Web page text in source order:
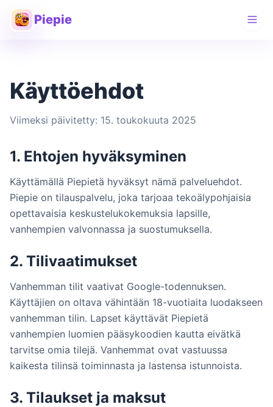
Piepie
Käyttöehdot
Viimeksi päivitetty: 15. toukokuuta 2025
1. Ehtojen hyväksyminen
Käyttämällä Piepietä hyväksyt nämä palveluehdot.
Piepie on tilauspalvelu, joka tarjoaa tekoälypohjaisia
opettavaisia keskustelukokemuksia lapsille,
vanhempien valvonnassa ja suostumuksella.
2. Tilivaatimukset
Vanhemman tilit vaativat Google-todennuksen.
Käyttäjien on oltava vähintään 18-vuotiaita luodakseen
vanhemman tilin. Lapset käyttävät Piepietä
vanhempien luomien pääsykoodien kautta eivätkä
tarvitse omia tilejä. Vanhemmat ovat vastuussa
kaikesta tilinsä toiminnasta ja lastensa istunnoista.
3. Tilaukset ja maksut